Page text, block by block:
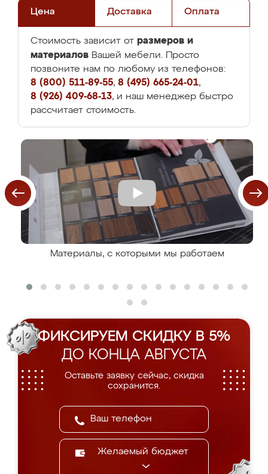
Цена Доставка Оплата
Стоимость зависит от размеров и
материалов Вашей мебели. Просто
позвоните нам по любому из телефонов:
8 (800) 511-89-55, 8 (495) 665-24-01,
8 (926) 409-68-13, и наш менеджер быстро
рассчитает стоимость.
Материалы, с которыми мы работаем
ФИКСИРУЕМ СКИДКУ В 5%
ДО КОНЦА АВГУСТА
Оставьте заявку сейчас, скидка
сохранится.
Желаемый бюджет